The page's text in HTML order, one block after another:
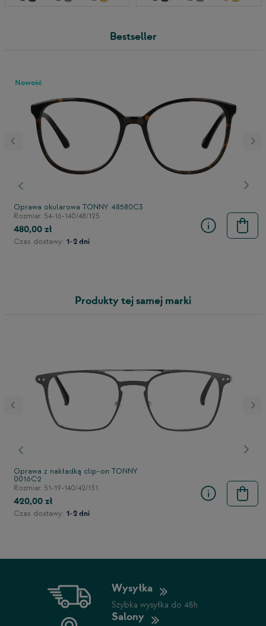
Bestseller
Poprzedni
Nowość
Oprawa okularowa TONNY 48580C3
Rozmiar: 54-16-140/48/125
480,00 zł
Czas dostawy: 1-2 dni
Produkty tej samej marki
Poprzedni
Oprawa z nakładką clip-on TONNY
0016C2
Rozmiar: 51-19-140/42/131
420,00 zł
Czas dostawy: 1-2 dni
Wysyłka
Szybka wysyłka do 48h
Salony